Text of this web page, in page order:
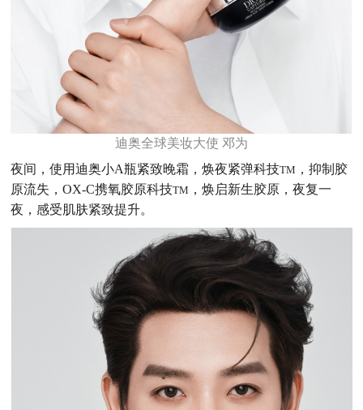
迪奥全球美妆大使 邓为
夜间，使用迪奥小A瓶紧致晚霜，焕夜紧弹科技TM ，抑制胶
原流失，OX-C携氧胶原科技TM ，焕启新生胶原，夜复一
夜，感受肌肤紧致提升。